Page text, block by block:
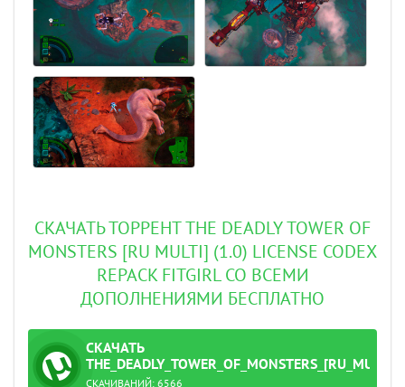
СКАЧАТЬ ТОРРЕНТ THE DEADLY TOWER OF
MONSTERS [RU MULTI] (1.0) LICENSE CODEX
REPACK FITGIRL СО ВСЕМИ
ДОПОЛНЕНИЯМИ БЕСПЛАТНО
СКАЧАТЬ
ТОРРЕНТ
СКАЧИВАНИЙ: 6566